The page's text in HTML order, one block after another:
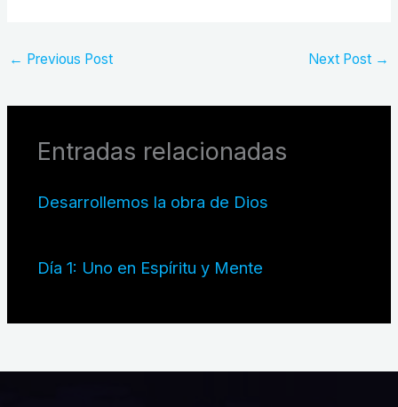
← Previous Post Next Post →
Entradas relacionadas
Desarrollemos la obra de Dios
Día 1: Uno en Espíritu y Mente